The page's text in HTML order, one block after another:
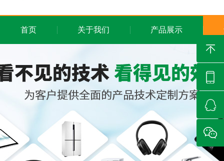
首页 关于我们 产品展示